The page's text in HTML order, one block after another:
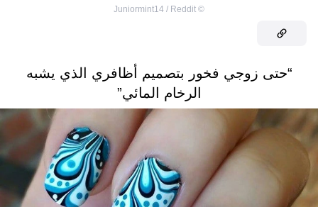
©
Juniormint14 / Reddit
“حتى زوجي فخور بتصميم أظافري الذي يشبه
الرخام المائي”